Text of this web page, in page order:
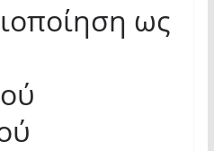
ως